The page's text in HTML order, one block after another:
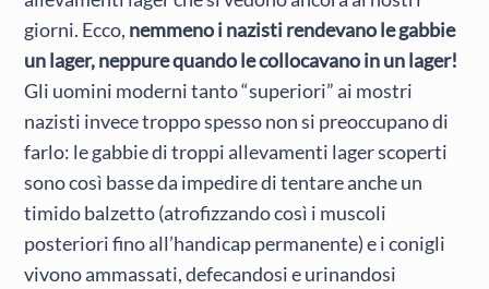
giorni. Ecco, nemmeno i nazisti rendevano le gabbie
un lager, neppure quando le collocavano in un lager!
Gli uomini moderni tanto “superiori” ai mostri
nazisti invece troppo spesso non si preoccupano di
farlo: le gabbie di troppi allevamenti lager scoperti
sono così basse da impedire di tentare anche un
timido balzetto (atrofizzando così i muscoli
posteriori fino all’handicap permanente) e i conigli
vivono ammassati, defecandosi e urinandosi